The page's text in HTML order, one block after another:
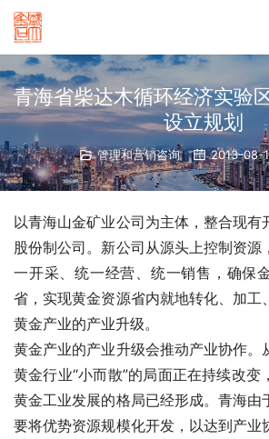
青海省柴达木循环经济实验
设立规划
管理和营销咨询 2013-08-
以青海山金矿业公司为主体，整合现有
股份制公司。新公司从源头上控制资源
一开采、统一经营、统一销售，确保
省，实现黄金资源省内就地转化、加工
黄金产业的产业升级。
黄金产业的产业升级会推动产业协作。
黄金行业“小而散”的局面正在持续改变
黄金工业发展的格局已经形成。青海由
要将优势资源规模化开发，以达到产业